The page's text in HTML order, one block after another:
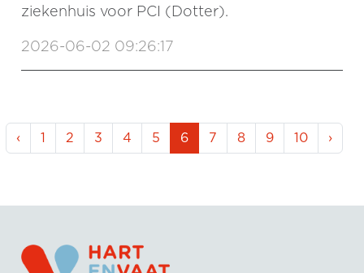
ziekenhuis voor PCI (Dotter).
2026-06-02 09:26:17
‹ 1 2 3 4 5 6 7 8 9 10 ›